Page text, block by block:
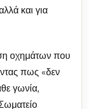
και για
οχημάτων που
πως «δεν
γωνία,